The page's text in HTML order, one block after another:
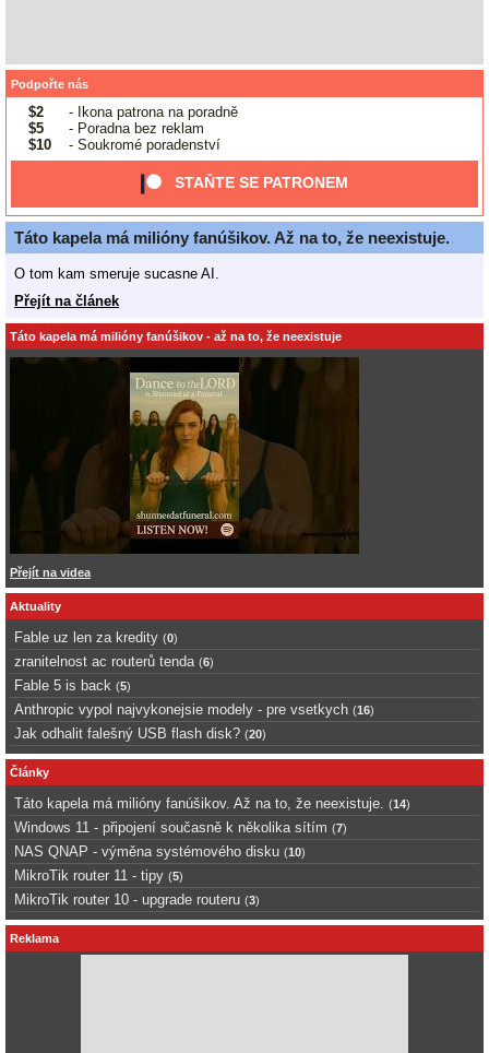
Podpořte nás
$2
- Ikona patrona na poradně
$5
- Poradna bez reklam
$10
- Soukromé poradenství
STAŇTE SE PATRONEM
Táto kapela má milióny fanúšikov. Až na to, že neexistuje.
O tom kam smeruje sucasne AI.
Přejít na článek
Táto kapela má milióny fanúšikov - až na to, že neexistuje
Přejít na videa
Aktuality
Fable uz len za kredity (0)
zranitelnost ac routerů tenda (6)
Fable 5 is back (5)
Anthropic vypol najvykonejsie modely - pre vsetkych (16)
Jak odhalit falešný USB flash disk? (20)
Články
Táto kapela má milióny fanúšikov. Až na to, že neexistuje. (14)
Windows 11 - připojení současně k několika sítím (7)
NAS QNAP - výměna systémového disku (10)
MikroTik router 11 - tipy (5)
MikroTik router 10 - upgrade routeru (3)
Reklama